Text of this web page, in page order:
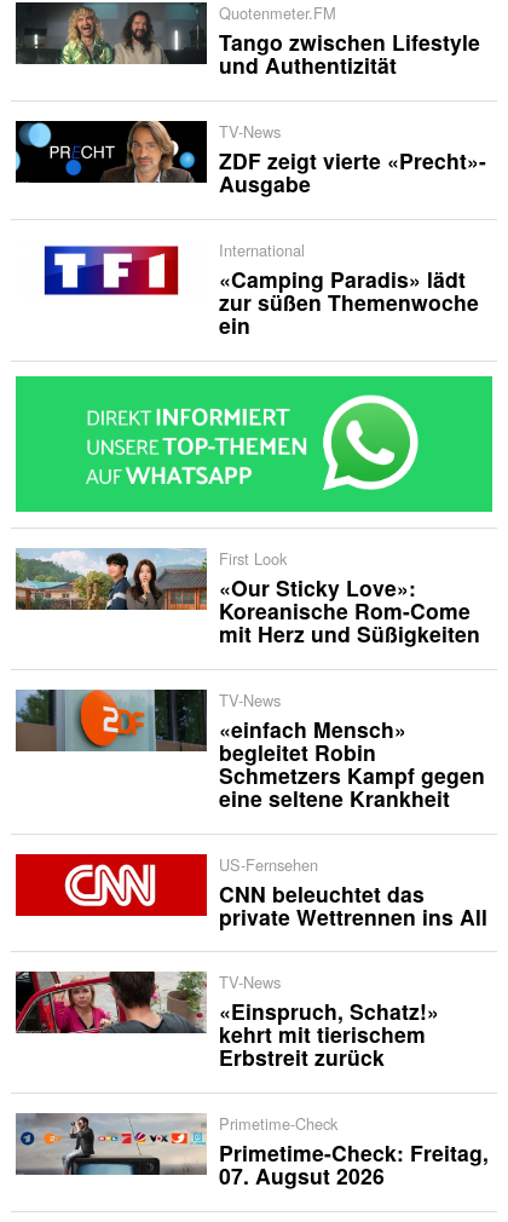
Quotenmeter.FM
Tango zwischen Lifestyle
und Authentizität
TV-News
ZDF zeigt vierte «Precht»-
Ausgabe
International
«Camping Paradis» lädt
zur süßen Themenwoche
ein
First Look
«Our Sticky Love»:
Koreanische Rom-Come
mit Herz und Süßigkeiten
TV-News
«einfach Mensch»
begleitet Robin
Schmetzers Kampf gegen
eine seltene Krankheit
US-Fernsehen
CNN beleuchtet das
private Wettrennen ins All
TV-News
«Einspruch, Schatz!»
kehrt mit tierischem
Erbstreit zurück
Primetime-Check
Primetime-Check: Freitag,
07. Augsut 2026